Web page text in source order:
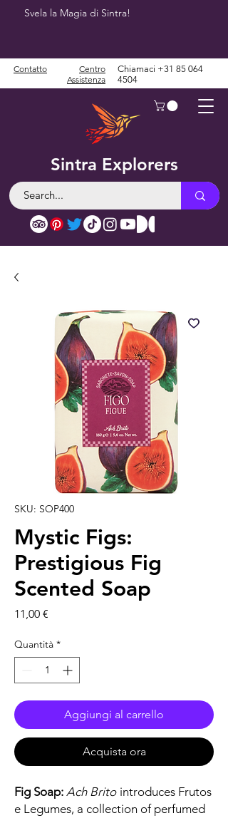
Svela la Magia di Sintra!
Sintra Explorers
Contatto
Centro
Assistenza
Chiamaci +31 85 064
4504
SKU: SOP400
Mystic Figs:
Prestigious Fig
Scented Soap
11,00 €
Quantità *
Aggiungi al carrello
Acquista ora
Fig Soap: Ach Brito introduces Frutos
e Legumes, a collection of perfumed